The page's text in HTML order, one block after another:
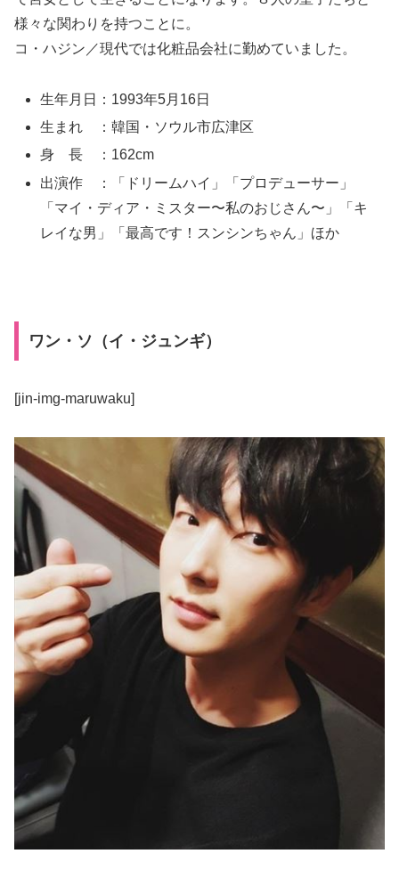
様々な関わりを持つことに。
コ・ハジン／現代では化粧品会社に勤めていました。
生年月日：1993年5月16日
生まれ ：韓国・ソウル市広津区
身 長 ：162cm
出演作 ：「ドリームハイ」「プロデューサー」
「マイ・ディア・ミスター〜私のおじさん〜」「キ
レイな男」「最高です！スンシンちゃん」ほか
ワン・ソ（イ・ジュンギ）
[jin-img-maruwaku]